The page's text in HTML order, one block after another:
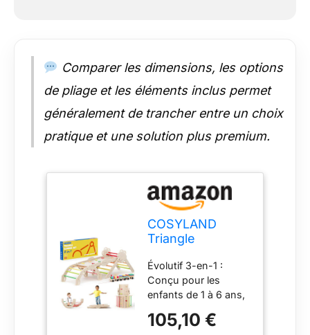
basculement
brevetée, barres
certifiées ASTM, sans
pièges ni
retournements, pour
un jeu serein
équilibre, mobilité et
confiance en soi –
inspiré par la
pédagogie
client dédié 24/7 :
Assistance rapide et
en français, avec une
pour une tranquillité
Comparer les dimensions, les options
de pliage et les éléments inclus permet
généralement de trancher entre un choix
pratique et une solution plus premium.
COSYLAND
Triangle
Montessori 8-
en-1 - Arche
Pliable en Bois
pour Enfants de
1 à 6 Ans,
Évolutif 3-en-1 :
Conçu pour les
enfants de 1 à 6 ans,
réglables pour
105,10 €